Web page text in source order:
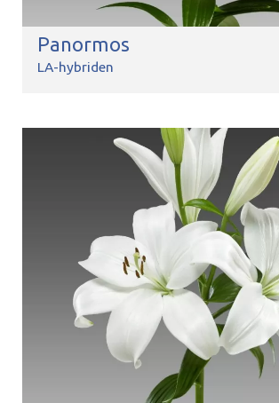
Panormos
LA-hybriden